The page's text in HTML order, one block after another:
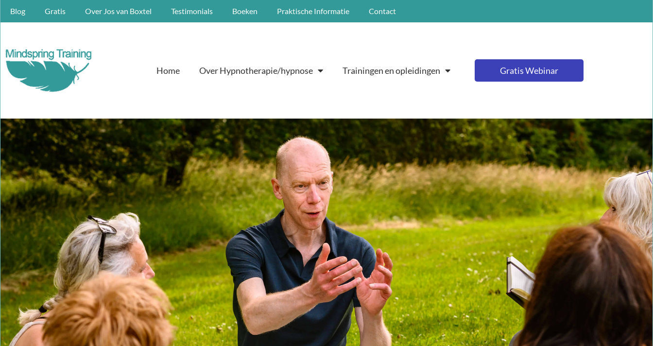
Blog Gratis Over Jos van Boxtel Testimonials Boeken Praktische Informatie Contact
Home Over Hypnotherapie/hypnose Trainingen en opleidingen Gratis Webinar